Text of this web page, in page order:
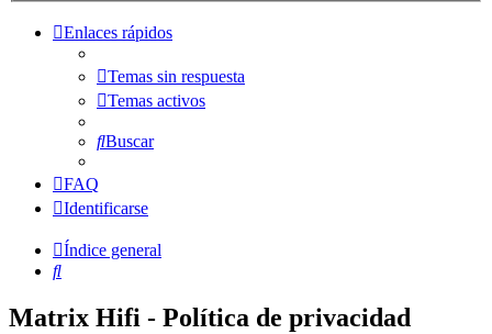
Enlaces rápidos
Temas sin respuesta
Temas activos
Buscar
FAQ
Identificarse
Índice general
Buscar
Matrix Hifi - Política de privacidad